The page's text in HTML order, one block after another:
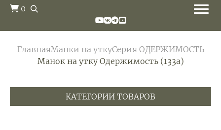
0
ГлавнаяМанки на уткуСерия ОДЕРЖИМОСТЬ
Манок на утку Одержимость (133а)
КАТЕГОРИИ ТОВАРОВ